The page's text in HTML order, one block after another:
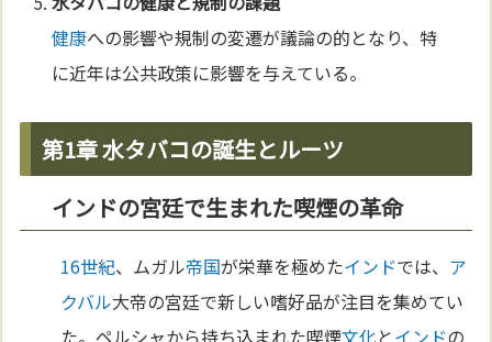
健康への影響や規制の変遷が議論の的となり、特
に近年は公共政策に影響を与えている。
第1章 水タバコの誕生とルーツ
インドの宮廷で生まれた喫煙の革命
16世紀、ムガル帝国が栄華を極めたインドでは、 ア
クバル大帝の宮廷で新しい嗜好品が注目を集めてい
た。ペルシャから持ち込まれた喫煙文化とインドの